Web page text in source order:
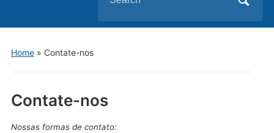
menu
for:
Home» Contate-nos
Contate-nos
Nossas formas de contato: